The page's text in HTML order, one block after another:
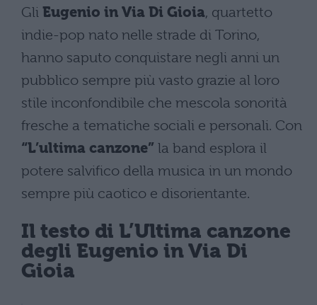
Gli Eugenio in Via Di Gioia, quartetto
indie-pop nato nelle strade di Torino,
hanno saputo conquistare negli anni un
pubblico sempre più vasto grazie al loro
stile inconfondibile che mescola sonorità
fresche a tematiche sociali e personali. Con
“L’ultima canzone” la band esplora il
potere salvifico della musica in un mondo
sempre più caotico e disorientante.
Il testo di L’Ultima canzone
degli Eugenio in Via Di
Gioia